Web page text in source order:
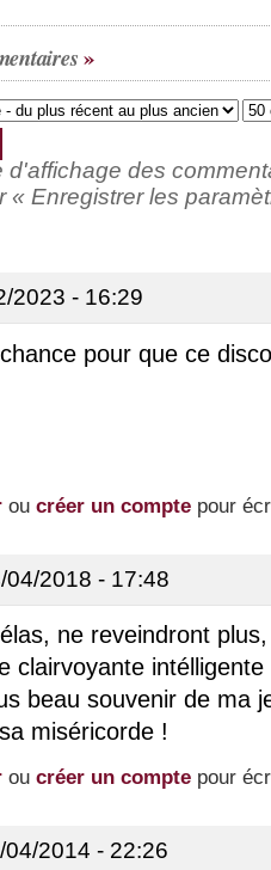
des
« Enregistrer les
2023 - 16:29
pour que ce
ou créer un compte pour
04/2018 - 17:48
ne reveindront
clairvoyante
beau souvenir de ma
miséricorde !
ou créer un compte pour
04/2014 - 22:26